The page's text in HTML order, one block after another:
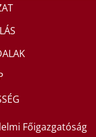
Főigazgatóság